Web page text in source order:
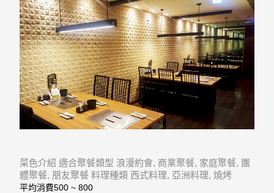
菜色介紹 適合聚餐類型 浪漫約會, 商業聚餐, 家庭聚餐, 團
體聚餐, 朋友聚餐 料理種類 西式料理, 亞洲料理, 燒烤
平均消費500 ~ 800